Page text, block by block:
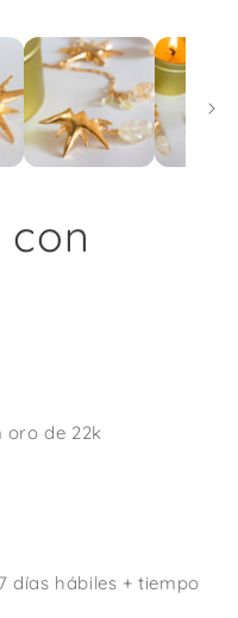
con
oro de 22k
7 días hábiles + tiempo